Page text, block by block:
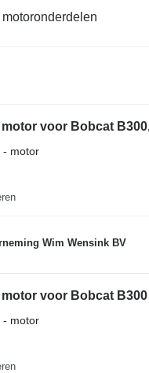
voor Bobcat
- motor
Wim Wensink BV
voor Bobcat
- motor